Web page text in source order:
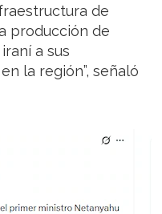
de
producción de
a sus
la región”, señaló